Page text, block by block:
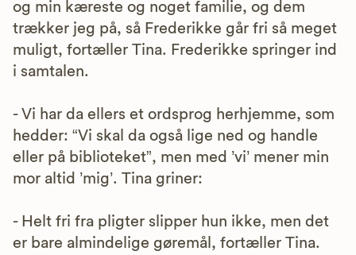
og min kæreste og noget familie, og dem
trækker jeg på, så Frederikke går fri så meget
muligt, fortæller Tina. Frederikke springer ind
i samtalen.
- Vi har da ellers et ordsprog herhjemme, som
hedder: “Vi skal da også lige ned og handle
eller på biblioteket”, men med ’vi’ mener min
mor altid ’mig’. Tina griner:
- Helt fri fra pligter slipper hun ikke, men det
er bare almindelige gøremål, fortæller Tina.